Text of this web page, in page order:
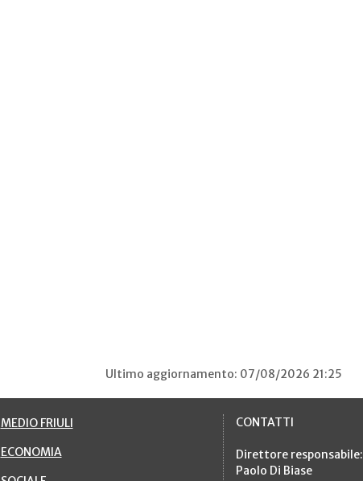
Ultimo aggiornamento: 07/08/2026 21:25
MEDIO FRIULI
ECONOMIA
CONTATTI
Direttore responsabile:
Paolo Di Biase